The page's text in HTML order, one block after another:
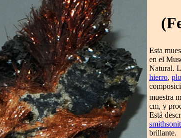
Esta
en el
Natural.
hierro,
muestra
cm, y
Está
brillante.